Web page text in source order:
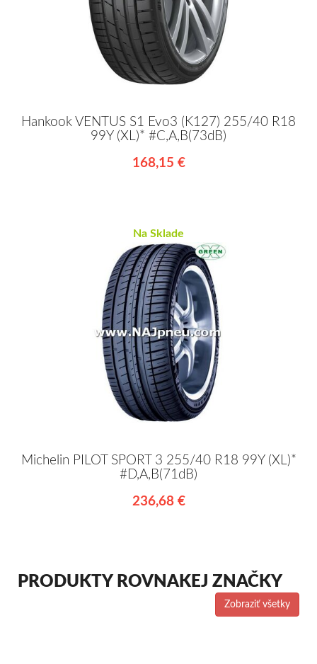
Hankook VENTUS S1 Evo3 (K127) 255/40 R18
99Y (XL)* #C,A,B(73dB)
168,15 €
Na Sklade
Michelin PILOT SPORT 3 255/40 R18 99Y (XL)*
#D,A,B(71dB)
236,68 €
PRODUKTY ROVNAKEJ ZNAČKY
Zobraziť všetky